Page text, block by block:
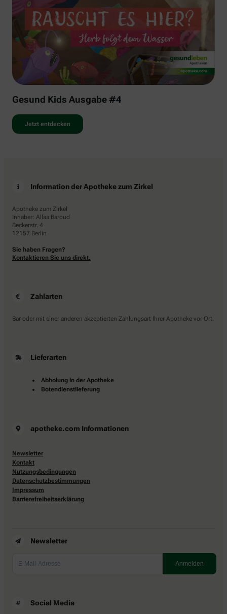
Gesund Kids Ausgabe #4
Jetzt entdecken
Information der Apotheke zum Zirkel
Apotheke zum Zirkel
Inhaber: Allaa Baroud
Beckerstr. 4
12157 Berlin
Sie haben Fragen?
Kontaktieren Sie uns direkt.
Zahlarten
Bar oder mit einer anderen akzeptierten Zahlungsart Ihrer Apotheke vor Ort.
Lieferarten
Abholung in der Apotheke
Botendienstlieferung
apotheke.com Informationen
Newsletter
Kontakt
Nutzungsbedingungen
Datenschutzbestimmungen
Impressum
Barrierefreiheitserklärung
Newsletter
Social Media